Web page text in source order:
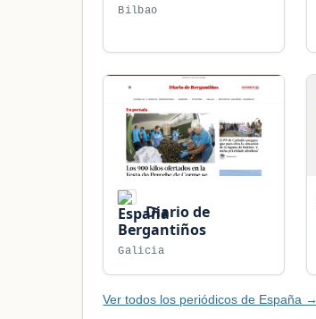
Bilbao
Diario de
Bergantiños
Galicia
Ver todos los periódicos de España →